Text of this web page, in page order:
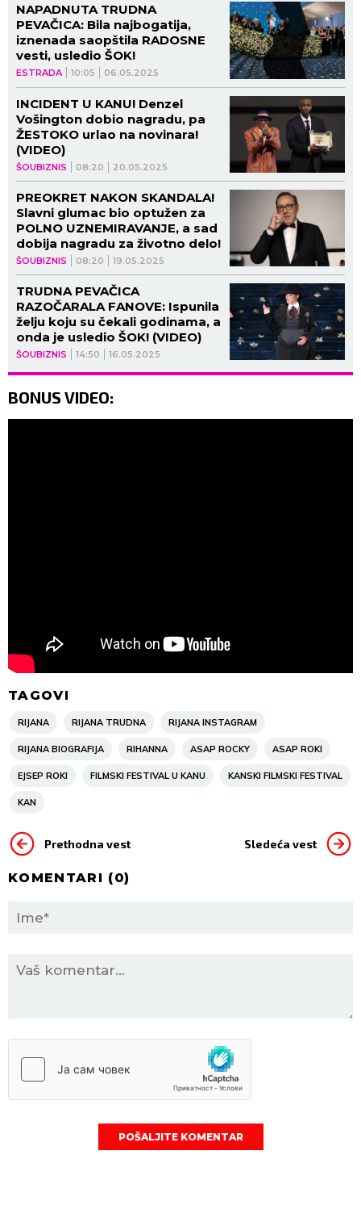
ESTRADA 10:05 06.05.2025
NAPADNUTA TRUDNA
PEVAČICA: Bila najbogatija,
iznenada saopštila RADOSNE
vesti, usledio ŠOK!
ŠOUBIZNIS 08:20 20.05.2025
INCIDENT U KANU! Denzel
Vošington dobio nagradu, pa
ŽESTOKO urlao na novinara!
(VIDEO)
ŠOUBIZNIS 08:20 19.05.2025
PREOKRET NAKON SKANDALA!
Slavni glumac bio optužen za
POLNO UZNEMIRAVANJE, a sad
dobija nagradu za životno delo!
ŠOUBIZNIS 14:50 16.05.2025
TRUDNA PEVAČICA
RAZOČARALA FANOVE: Ispunila
želju koju su čekali godinama, a
onda je usledio ŠOK! (VIDEO)
BONUS VIDEO:
TAGOVI
RIJANA RIJANA TRUDNA RIJANA INSTAGRAM
RIJANA BIOGRAFIJA RIHANNA ASAP ROCKY ASAP ROKI
EJSEP ROKI FILMSKI FESTIVAL U KANU KANSKI FILMSKI FESTIVAL
KAN
Prethodna vest Sledeća vest
KOMENTARI (0)
POŠALJITE KOMENTAR